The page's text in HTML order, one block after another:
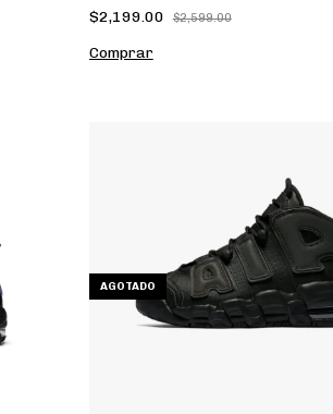
$2,199.00
$2,599.00
Comprar
AGOTADO